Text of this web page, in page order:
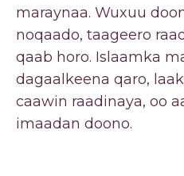
maraynaa. Wuxuu
noqaado, taageero
qaab horo. Islaamka
dagaalkeena qaro,
caawin raadinaya, oo
imaadan doono.